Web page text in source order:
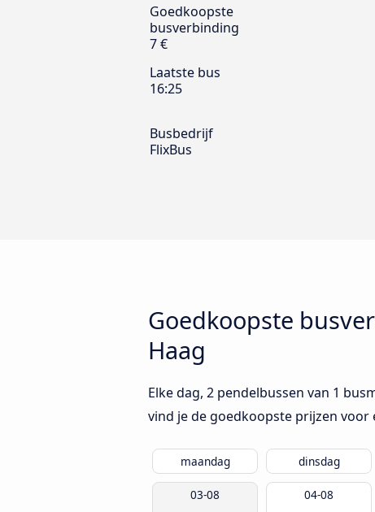
Goedkoopste
busverbinding
7 €
Laatste bus
16:25
Busbedrijf
FlixBus
Goedkoopste
Haag
Elke dag, 2 pendelbussen van 1
vind je de goedkoopste prijzen voor
maandag dinsdag
03-08 04-08